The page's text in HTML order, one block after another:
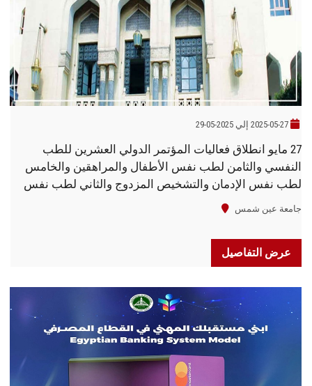
2025-05-27 إلي 2025-05-29
27 مايو انطلاق فعاليات المؤتمر الدولي العشرين للطب
النفسي والثامن لطب نفس الأطفال والمراهقين والخامس
لطب نفس الإدمان والتشخيص المزدوج والثاني لطب نفس
السيدات بجامعة عين شمس
جامعة عين شمس
عرض التفاصيل